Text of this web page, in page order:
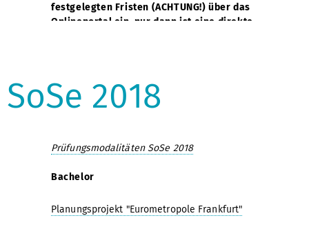
festgelegten Fristen (ACHTUNG!) über das
Onlineportal ein, nur dann ist eine direkte
für alle Studiengänge bindend - ohne
Ausnahmen!
im folgenden Semester, in dem die jeweilige
durch Meldung im Sekretariat zu koordinieren,
Meldung! Die 2. Wiederholung muss über den
Prüfungsausschuss beantragt werden.
SoSe 2018
Prüfungsmodalitäten SoSe 2018
Bachelor
Planungsprojekt "Eurometropole Frankfurt"